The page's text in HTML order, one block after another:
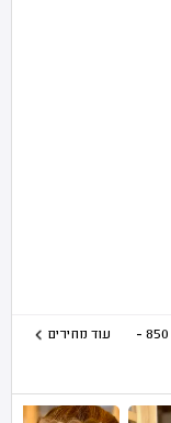
850 -
עוד מחירים